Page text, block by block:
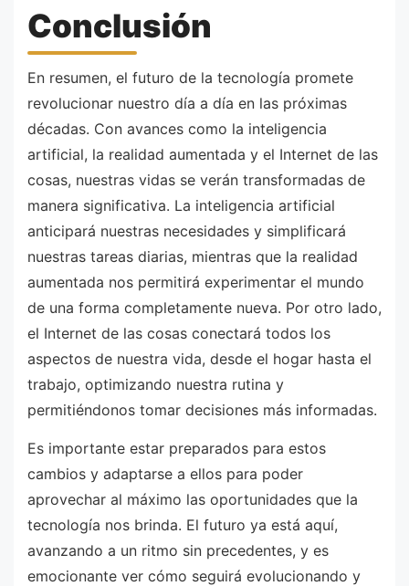
Conclusión
En resumen, el futuro de la tecnología promete
revolucionar nuestro día a día en las próximas
décadas. Con avances como la inteligencia
artificial, la realidad aumentada y el Internet de las
cosas, nuestras vidas se verán transformadas de
manera significativa. La inteligencia artificial
anticipará nuestras necesidades y simplificará
nuestras tareas diarias, mientras que la realidad
aumentada nos permitirá experimentar el mundo
de una forma completamente nueva. Por otro lado,
el Internet de las cosas conectará todos los
aspectos de nuestra vida, desde el hogar hasta el
trabajo, optimizando nuestra rutina y
permitiéndonos tomar decisiones más informadas.
Es importante estar preparados para estos
cambios y adaptarse a ellos para poder
aprovechar al máximo las oportunidades que la
tecnología nos brinda. El futuro ya está aquí,
avanzando a un ritmo sin precedentes, y es
emocionante ver cómo seguirá evolucionando y